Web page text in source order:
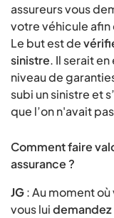
assureurs vous
votre véhicule afin
Le but est de
sinistre. Il serait
niveau de
subi un sinistre et
que l’on n'avait
Comment faire
assurance ?
JG: Au moment
vous lui